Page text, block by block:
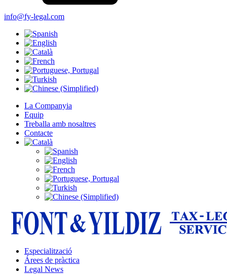
info@fy-legal.com
La Companyia
Equip
Treballa amb nosaltres
Contacte
Especialització
Árees de pràctica
Legal News